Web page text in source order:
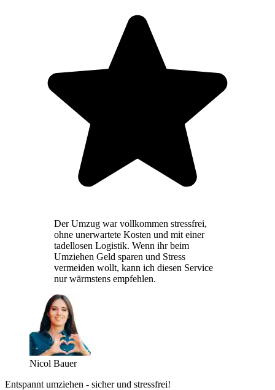
Der Umzug war vollkommen stressfrei,
ohne unerwartete Kosten und mit einer
tadellosen Logistik. Wenn ihr beim
Umziehen Geld sparen und Stress
vermeiden wollt, kann ich diesen Service
nur wärmstens empfehlen.
Nicol Bauer
Entspannt umziehen - sicher und stressfrei!